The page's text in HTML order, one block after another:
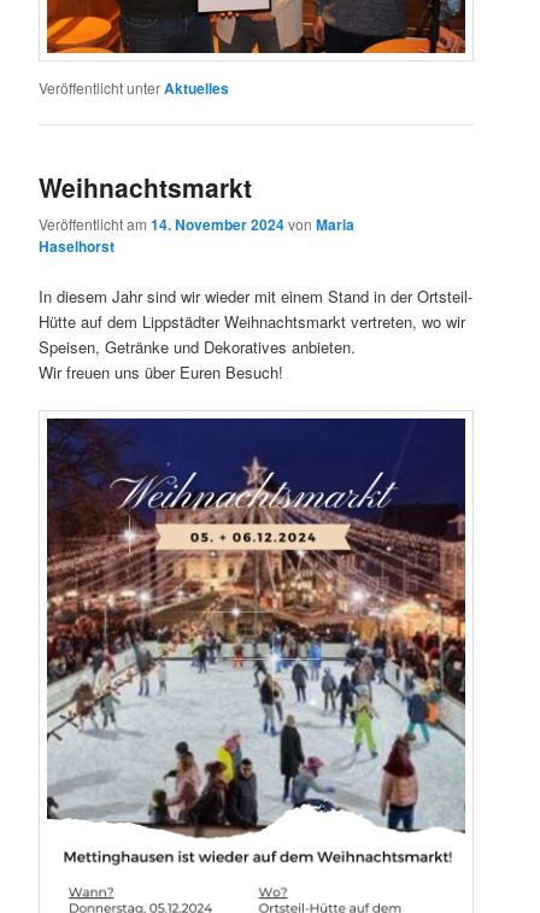
Veröffentlicht unterAktuelles
Weihnachtsmarkt
Veröffentlicht am14. November 2024vonMaria
Haselhorst
In diesem Jahr sind wir wieder mit einem Stand in der Ortsteil-
Hütte auf dem Lippstädter Weihnachtsmarkt vertreten, wo wir
Speisen, Getränke und Dekoratives anbieten.
Wir freuen uns über Euren Besuch!